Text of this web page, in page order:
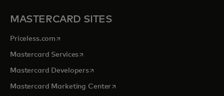
MASTERCARD SITES
Priceless.com opens in a new tab
Mastercard Servicesopens in a new tab
Mastercard Developersopens in a new tab
Mastercard Marketing Centeropens in a new tab